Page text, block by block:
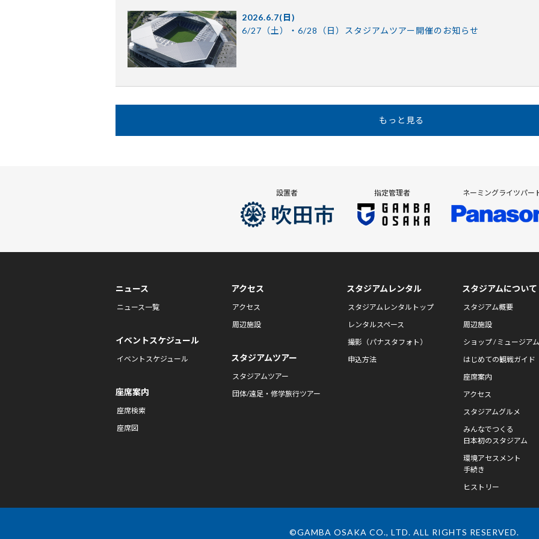
2026.6.7(日)
6/27（土）・6/28（日）スタジアムツアー開催のお知らせ
もっと見る
設置者 指定管理者 ネーミングライツパー
ニュース
ニュース一覧
イベントスケジュール
イベントスケジュール
座席案内
座席検索
座席図
アクセス
アクセス
周辺施設
スタジアムツアー
スタジアムツアー
団体/遠足・修学旅行ツアー
スタジアムレンタル
スタジアムレンタルトップ
レンタルスペース
撮影（パナスタフォト）
申込方法
スタジアムについて
スタジアム概要
周辺施設
ショップ / ミュージアム
はじめての観戦ガイド
座席案内
アクセス
スタジアムグルメ
みんなでつくる
日本初のスタジアム
環境アセスメント
手続き
ヒストリー
©GAMBA OSAKA CO., LTD. ALL RIGHTS RESERVED.